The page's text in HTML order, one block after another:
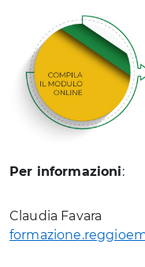
Per informazioni:
Claudia Favara